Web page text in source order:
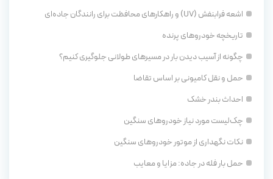
اشعه فرابنفش (UV) و راهکارهای محافظت برای رانندگان جاده‌ای
تاریخچه خودروهای پرنده
چگونه از آسیب دیدن بار در مسیرهای طولانی جلوگیری کنیم؟
حمل و نقل کامیونی بر اساس تقاضا
احداث بندر خشک
چک‌لیست مورد نیاز خودروهای سنگین
نکات نگهداری از موتور خودروهای سنگین
حمل بار فله در جاده: مزایا و معایب